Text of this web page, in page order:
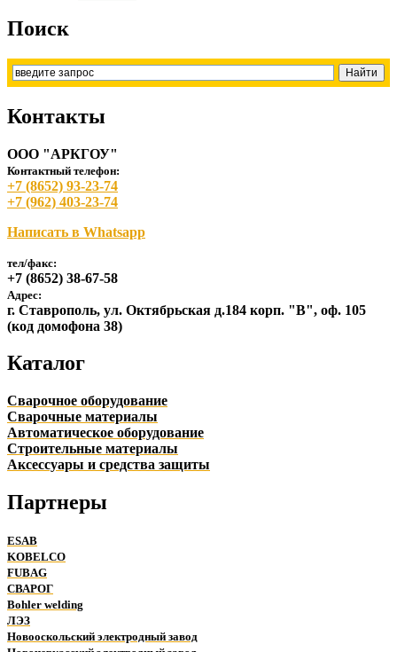
Поиск
Контакты
ООО "АРКГОУ"
Контактный телефон:
+7 (8652) 93-23-74
+7 (962) 403-23-74
Написать в Whatsapp
тел/факс:
+7 (8652) 38-67-58
Адрес:
г. Ставрополь, ул. Октябрьская д.184 корп. "В", оф. 105
(код домофона 38)
Каталог
Сварочное оборудование
Сварочные материалы
Автоматическое оборудование
Строительные материалы
Аксессуары и средства защиты
Партнеры
ESAB
KOBELCO
FUBAG
СВАРОГ
Bohler welding
ЛЭЗ
Новооскольский электродный завод